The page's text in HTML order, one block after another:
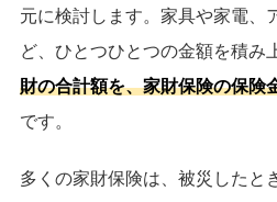
元に検討します。家具や家電、
ど、ひとつひとつの金額を積み
財の合計額を、家財保険の保険
です。
多くの家財保険は、被災したと